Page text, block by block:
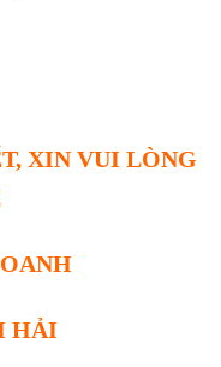
XIN VUI LÒNG
HẢI